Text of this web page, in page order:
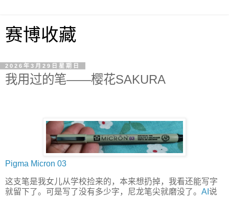
赛博收藏
2026年3月29日星期日
我用过的笔——樱花SAKURA
Pigma Micron 03
这支笔是我女儿从学校捡来的，本来想扔掉，我看还能写字
就留下了。可是写了没有多少字，尼龙笔尖就磨没了。 AI 说